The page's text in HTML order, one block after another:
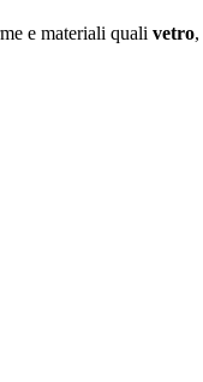
e materiali quali vetro,